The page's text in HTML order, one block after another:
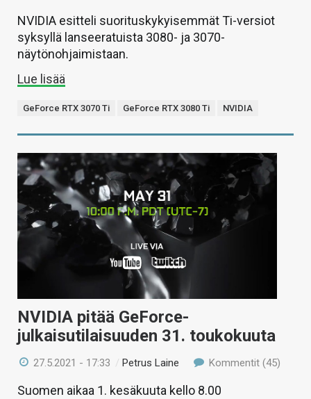
NVIDIA esitteli suorituskykyisemmät Ti-versiot
syksyllä lanseeratuista 3080- ja 3070-
näytönohjaimistaan.
Lue lisää
GeForce RTX 3070 Ti GeForce RTX 3080 Ti NVIDIA
NVIDIA pitää GeForce-
julkaisutilaisuuden 31. toukokuuta
27.5.2021 - 17:33 /Petrus Laine Kommentit (45)
Suomen aikaa 1. kesäkuuta kello 8.00